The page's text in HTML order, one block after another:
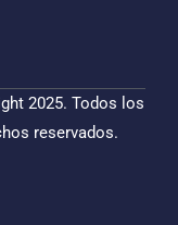
2025. Todos los
reservados.